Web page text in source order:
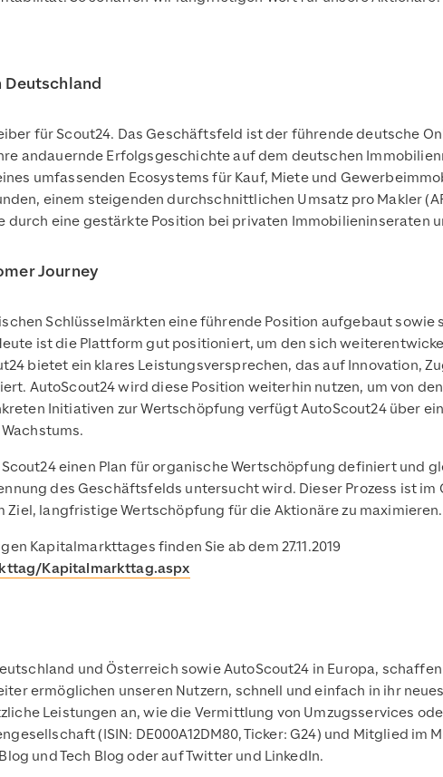
für Scout24. Das Geschäftsfeld ist der führende deutsche
andauernde Erfolgsgeschichte auf dem deutschen
umfassenden Ecosystems für Kauf, Miete und
einem steigenden durchschnittlichen Umsatz pro Makler
durch eine gestärkte Position bei privaten Immobilieninseraten
Journey
Schlüsselmärkten eine führende Position aufgebaut sowie
ist die Plattform gut positioniert, um den sich
bietet ein klares Leistungsversprechen, das auf Innovation,
AutoScout24 wird diese Position weiterhin nutzen, um von
Initiativen zur Wertschöpfung verfügt AutoScout24 über
einen Plan für organische Wertschöpfung definiert und
des Geschäftsfelds untersucht wird. Dieser Prozess ist im
langfristige Wertschöpfung für die Aktionäre zu maximieren.
Kapitalmarkttages finden Sie ab dem 27.11.2019
Kapitalmarkttag.aspx
und Österreich sowie AutoScout24 in Europa,
ermöglichen unseren Nutzern, schnell und einfach in ihr
Leistungen an, wie die Vermittlung von Umzugsservices
(ISIN: DE000A12DM80, Ticker: G24) und Mitglied im
und Tech Blog oder auf Twitter und LinkedIn.